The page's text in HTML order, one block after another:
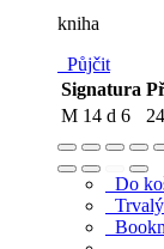
kniha
Půjčit
Signatura
M 14 d 6
Do